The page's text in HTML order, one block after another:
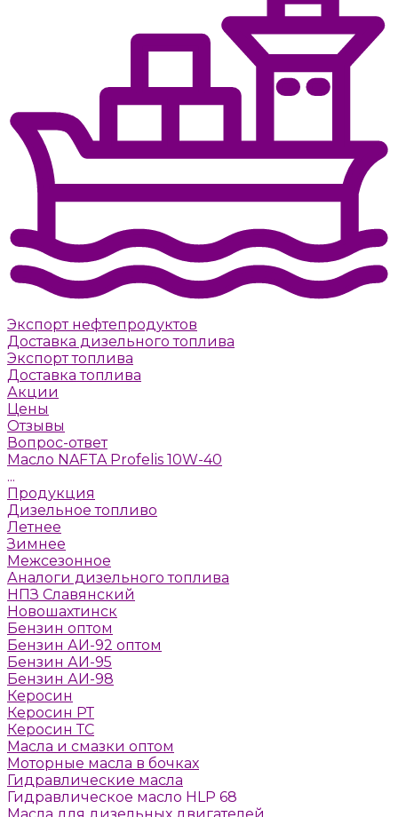
Экспорт нефтепродуктов
Доставка дизельного топлива
Экспорт топлива
Доставка топлива
Акции
Цены
Отзывы
Вопрос-ответ
Масло NAFTA Profelis 10W-40
...
Продукция
Дизельное топливо
Летнее
Зимнее
Межсезонное
Аналоги дизельного топлива
НПЗ Славянский
Новошахтинск
Бензин оптом
Бензин АИ-92 оптом
Бензин АИ-95
Бензин АИ-98
Керосин
Керосин РТ
Керосин ТС
Масла и смазки оптом
Моторные масла в бочках
Гидравлические масла
Гидравлическое масло HLP 68